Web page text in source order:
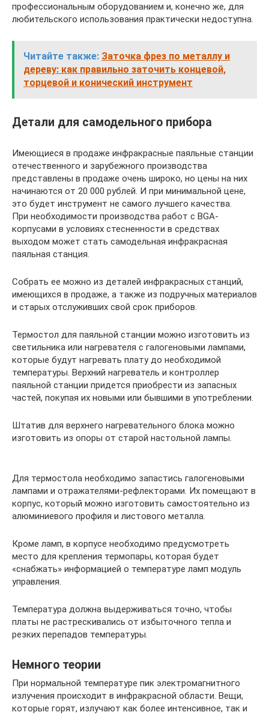
профессиональным оборудованием и, конечно же, для
любительского использования практически недоступна.
Читайте также: Заточка фрез по металлу и
дереву: как правильно заточить концевой,
торцевой и конический инструмент
Детали для самодельного прибора
Имеющиеся в продаже инфракрасные паяльные станции
отечественного и зарубежного производства
представлены в продаже очень широко, но цены на них
начинаются от 20 000 рублей. И при минимальной цене,
это будет инструмент не самого лучшего качества.
При необходимости производства работ с BGA-
корпусами в условиях стесненности в средствах
выходом может стать самодельная инфракрасная
паяльная станция.
Собрать ее можно из деталей инфракрасных станций,
имеющихся в продаже, а также из подручных материалов
и старых отслуживших свой срок приборов.
Термостол для паяльной станции можно изготовить из
светильника или нагревателя с галогеновыми лампами,
которые будут нагревать плату до необходимой
температуры. Верхний нагреватель и контроллер
паяльной станции придется приобрести из запасных
частей, покупая их новыми или бывшими в употреблении.
Штатив для верхнего нагревательного блока можно
изготовить из опоры от старой настольной лампы.
Для термостола необходимо запастись галогеновыми
лампами и отражателями-рефлекторами. Их помещают в
корпус, который можно изготовить самостоятельно из
алюминиевого профиля и листового металла.
Кроме ламп, в корпусе необходимо предусмотреть
место для крепления термопары, которая будет
«снабжать» информацией о температуре ламп модуль
управления.
Температура должна выдерживаться точно, чтобы
платы не растрескивались от избыточного тепла и
резких перепадов температуры.
Немного теории
При нормальной температуре пик электромагнитного
излучения происходит в инфракрасной области. Вещи,
которые горят, излучают как более интенсивное, так и